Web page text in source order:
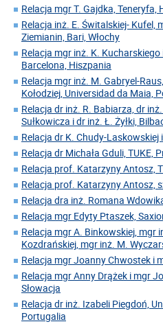
Relacja mgr T. Gajdka, Teneryfa,
Relacja inż. E. Świtalskiej- Kufel,
Ziemianin, Bari, Włochy
Relacja mgr inż. K.
Barcelona, Hiszpania
Relacja mgr inż. M. Gabryel-
Kołodziej, Universidad da Maia,
Relacja dr inż. R. Babiarza, dr
Sułkowicza i dr inż. Ł. Żyłki,
Relacja dr K. Chudy-
Relacja dr Michała Gduli, TUKE,
Relacja prof. Katarzyny Antosz,
Relacja prof. Katarzyny Antosz,
Relacja dra inż. Romana
Relacja mgr Edyty Ptaszek,
Relacja mgr A. Binkowskiej, mgr
Kozdrańskiej, mgr inż. M.
Relacja mgr Joanny Chwostek i
Relacja mgr Anny Drążek i mgr
Słowacja
Relacja dr inż. Izabeli Piegdoń,
Portugalia